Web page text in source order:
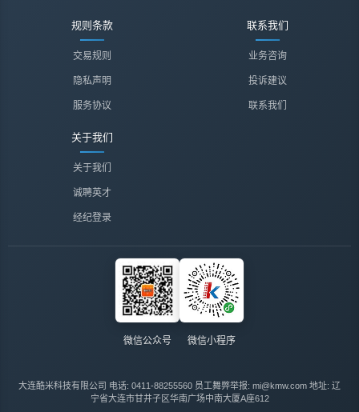
规则条款
交易规则
隐私声明
服务协议
联系我们
业务咨询
投诉建议
联系我们
关于我们
关于我们
诚聘英才
经纪登录
微信公众号 微信小程序
大连酷米科技有限公司 电话: 0411-88255560 员工舞弊举报: mi@kmw.com 地址: 辽
宁省大连市甘井子区华南广场中南大厦A座612